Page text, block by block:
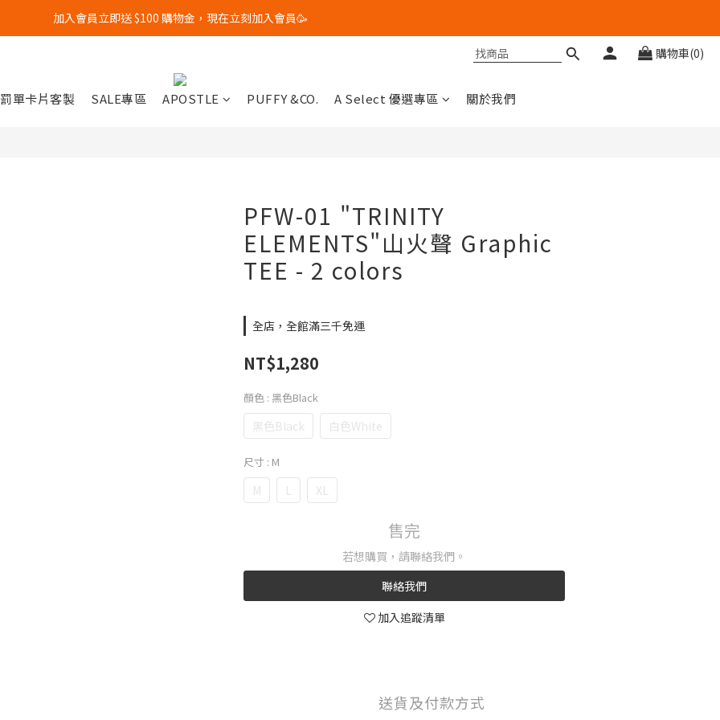
全館滿$3000 免運優惠中🔥🔥🔥 (限台灣地區)
加入會員立即送 $100 購物金，現在立刻加入會員🥳
購物車(0)
單卡片客製 SALE專區 APOSTLE PUFFY &CO. A Select 優選專區 關於我們
PFW-01 "TRINITY
ELEMENTS"山火聲 Graphic
TEE - 2 colors
全店，全館滿三千免運
NT$1,280
顏色 : 黑色Black
黑色Black 白色White
尺寸 : M
M L XL
售完
若想購買，請聯絡我們。
聯絡我們
加入追蹤清單
送貨及付款方式